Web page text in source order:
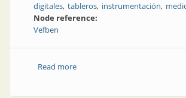
digitales tableros instrumentación
Node reference:
Vefben
Read moreabout Mediciones digitales